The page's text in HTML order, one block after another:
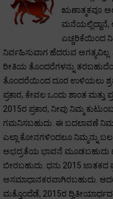
ಋಣಾತ್ಮಕವೂ
ಮನೆಯಲ್ಲಿದ್ದಾನೆ,
ಎಚ್ಚರಿಕೆಯಿಂದ
ನಿರ್ವಹಿಸುವಾಗ ಹೆದರುವ ಅಗತ್ಯವಿಲ್ಲ.
ರೀತಿಯ ತೊಂದರೆಗಳನ್ನು
ತೊಂದರೆಯಿಂದ ದೂರ ಉಳಿಯಲು
ಪ್ರಕಾರ, ಕೇವಲ ಒಂದು ಶಾಂತ ಮತ್ತು
2015ರ ಪ್ರಕಾರ, ನೀವು ನಿಮ್ಮ
ಗಮನಿಸಬಹುದು. ಈ ಬದಲಾವಣೆ
ಎಲ್ಲಾ ಕೋನಗಳಿಂದಲೂ ನಿಮ್ಮನ್ನು
ಅಭದ್ರತೆಯ ಭಾವನೆ ಮೂಡಬಹುದು
ಬೀರಬಹುದು. ಧನು 2015 ಜಾತಕದ
ಅಸಮಾಧಾನಕರವಾಗಿರಬಹುದು.
ಮತ್ತೊಂದೆಡೆ, 2015ರ